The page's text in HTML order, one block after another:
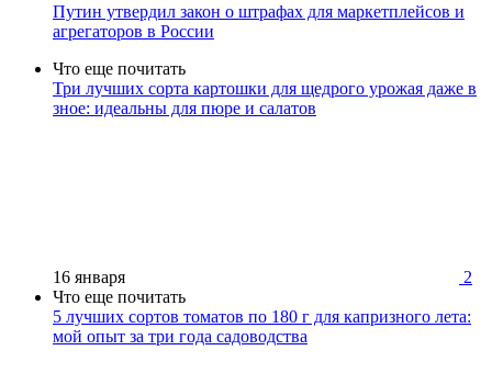
Путин утвердил закон о штрафах для маркетплейсов и
агрегаторов в России
Что еще почитать
Три лучших сорта картошки для щедрого урожая даже в
зное: идеальны для пюре и салатов
16 января
2
Что еще почитать
5 лучших сортов томатов по 180 г для капризного лета:
мой опыт за три года садоводства